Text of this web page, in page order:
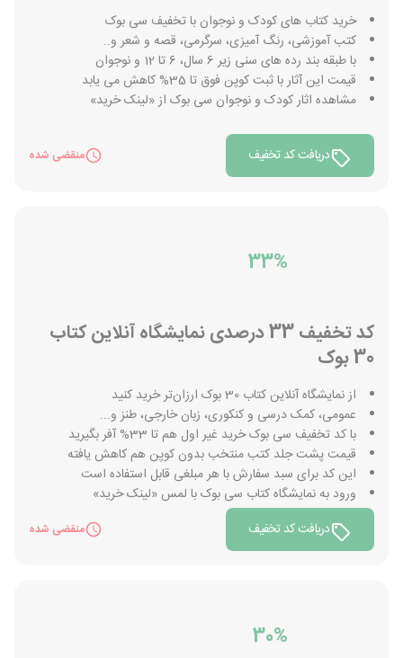
خرید کتاب های کودک و نوجوان با تخفیف سی بوک
کتب آموزشی، رنگ آمیزی، سرگرمی، قصه و شعر و..
با طبقه بند رده های سنی زیر 6 سال، 6 تا 12 و نوجوان
قیمت این آثار با ثبت کوپن فوق تا 35% کاهش می یابد
مشاهده اثار کودک و نوجوان سی بوک از «لینک خرید»
دریافت کد تخفیف منقضی شده
33%
کد تخفیف 33 درصدی نمایشگاه آنلاین کتاب
30 بوک
از نمایشگاه آنلاین کتاب 30 بوک ارزان‌تر خرید کنید
عمومی، کمک درسی و کنکوری، زبان خارجی، طنز و...
با کد تخفیف سی بوک خرید غیر اول هم تا 33% آفر بگیرید
قیمت پشت جلد کتب منتخب بدون کوپن هم کاهش یافته
این کد برای سبد سفارش با هر مبلغی قابل استفاده است
ورود به نمایشگاه کتاب سی بوک با لمس «لینک خرید»
دریافت کد تخفیف
منقضی شده
30%